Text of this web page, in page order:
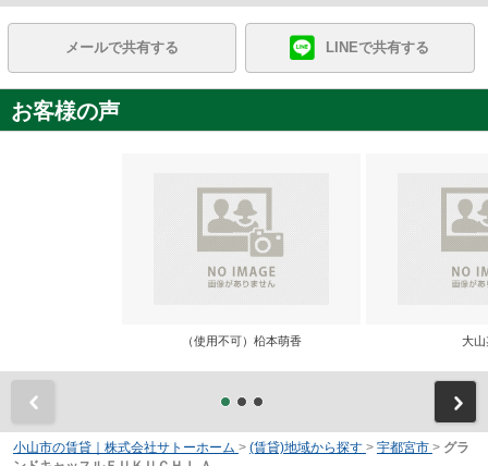
メールで共有する LINEで共有する
お客様の声
（使用不可）柗本萌香 大山
小山市の賃貸｜株式会社サトーホーム > (賃貸)地域から探す > 宇都宮市 > グラ